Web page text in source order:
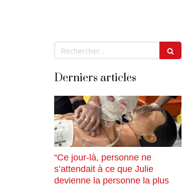
Rechercher
Derniers articles
“Ce jour-là, personne ne
s’attendait à ce que Julie
devienne la personne la plus